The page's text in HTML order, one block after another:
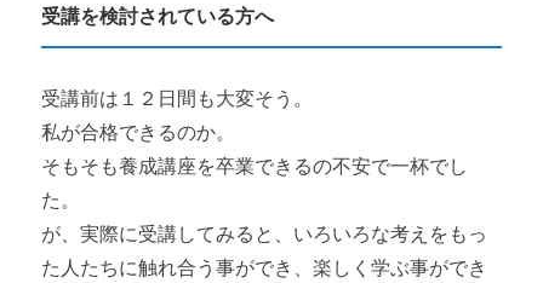
受講を検討されている方へ
受講前は１２日間も大変そう。
私が合格できるのか。
そもそも養成講座を卒業できるの不安で一杯でし
た。
が、実際に受講してみると、いろいろな考えをもっ
た人たちに触れ合う事ができ、楽しく学ぶ事ができ